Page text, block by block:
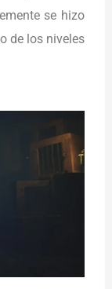
se hizo
de los niveles